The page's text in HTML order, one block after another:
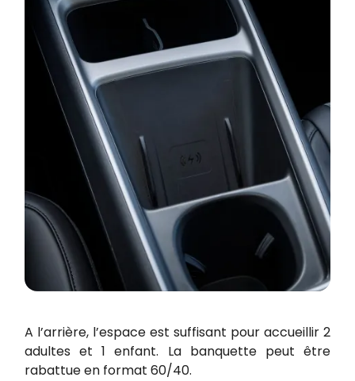
A l’arrière, l’espace est suffisant pour accueillir 2
adultes et 1 enfant. La banquette peut être
rabattue en format 60/40.